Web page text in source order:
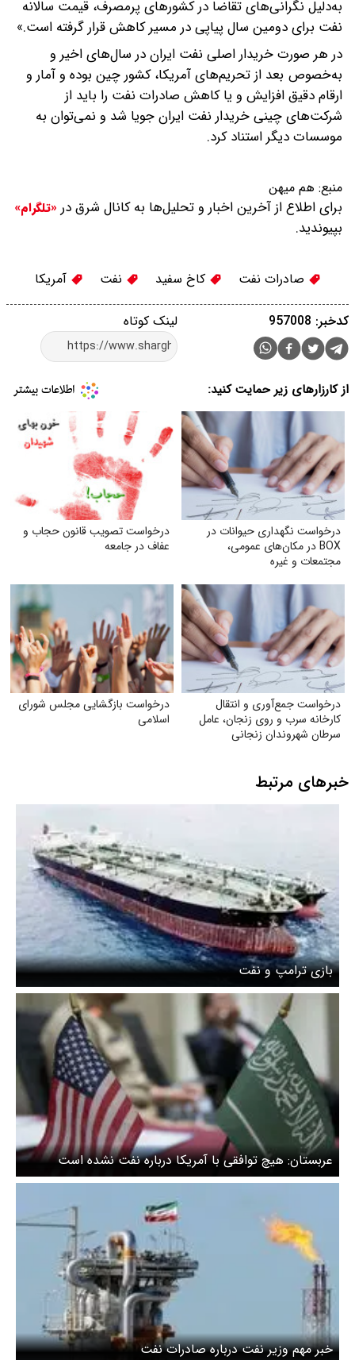
به‌دلیل نگرانی‌های تقاضا در کشورهای پرمصرف، قیمت سالانه
نفت برای دومین سال پیاپی در مسیر کاهش قرار گرفته است.»
در هر صورت خریدار اصلی نفت ایران در سال‌های اخیر و
به‌خصوص بعد از تحریم‌های آمریکا، کشور چین بوده و آمار و
ارقام دقیق افزایش و یا کاهش صادرات نفت را باید از
شرکت‌های چینی خریدار نفت ایران جویا شد و نمی‌توان به
موسسات دیگر استناد کرد.
منبع: هم میهن
برای اطلاع از آخرین اخبار و تحلیل‌ها به کانال شرق در «تلگرام»
بپیوندید.
صادرات نفت کاخ سفید نفت آمریکا
لینک کوتاه کدخبر: 957008
از کارزارهای زیر حمایت کنید:
درخواست نگهداری حیوانات در
BOX در مکان‌های عمومی،
مجتمعات و غیره
درخواست تصویب قانون حجاب و
عفاف در جامعه
درخواست جمع‌آوری و انتقال
کارخانه سرب و روی زنجان، عامل
سرطان شهروندان زنجانی
درخواست بازگشایی مجلس شورای
اسلامی
خبرهای مرتبط
بازی ترامپ و نفت
عربستان: هیچ توافقی با آمریکا درباره نفت نشده است
خبر مهم وزیر نفت درباره صادرات نفت